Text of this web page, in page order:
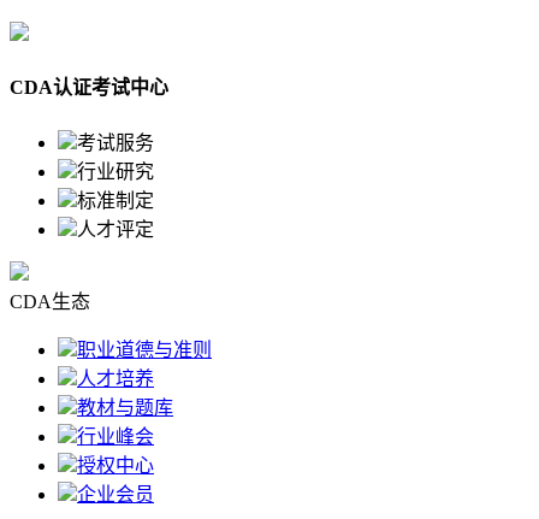
CDA认证考试中心
考试服务
行业研究
标准制定
人才评定
CDA生态
职业道德与准则
人才培养
教材与题库
行业峰会
授权中心
企业会员